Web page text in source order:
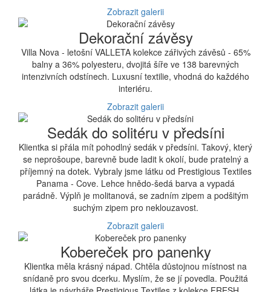
Zobrazit galerii
Dekorační závěsy
Villa Nova - letošní VALLETA kolekce zářivých závěsů - 65%
balny a 36% polyesteru, dvojitá šíře ve 138 barevných
intenzivních odstínech. Luxusní textilie, vhodná do každého
interiéru.
Zobrazit galerii
Sedák do solitéru v předsíni
Klientka si přála mít pohodlný sedák v předsíni. Takový, který
se neprošoupe, barevně bude ladit k okolí, bude pratelný a
příjemný na dotek. Vybraly jsme látku od Prestigious Textiles
Panama - Cove. Lehce hnědo-šedá barva a vypadá
parádně. Výplň je molitanová, se zadním zipem a podšitým
suchým zipem pro neklouzavost.
Zobrazit galerii
Kobereček pro panenky
Klientka měla krásný nápad. Chtěla důstojnou místnost na
snídaně pro svou dcerku. Myslím, že se jí povedla. Použitá